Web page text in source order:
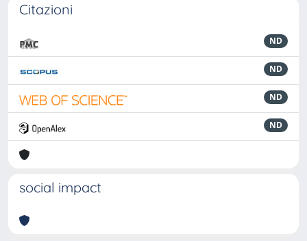
Citazioni
ND
ND
ND
ND
social impact